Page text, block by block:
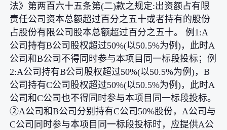
法》第两百六十五条第(二)款之规定:出资额占有限
责任公司资本总额超过百分之五十或者持有的股份
占股份有限公司股本总额超过百分之五十。 例1:A
公司持有B公司股权超过50%(以50.5%为例)，此时A
公司和B公司不得同时参与本项目同一标段投标；例
2:A公司持有B公司股权超过50%(以50.5%为例)，B
公司持有C公司股权超过50%(以50.5%为例)，此时A
公司和C公司也不得同时参与本项目同一标段投标。
②A公司和B公司分别持有C公司50%股份，A公司与
C公司同时参与本项目同一标段投标时，应提供A公